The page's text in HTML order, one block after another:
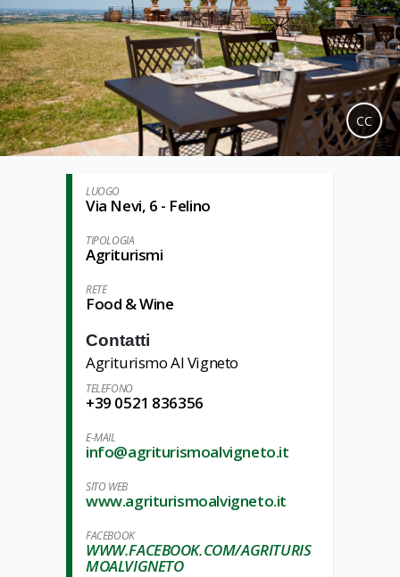
CC
LUOGO
Via Nevi, 6 - Felino
TIPOLOGIA
Agriturismi
RETE
Food & Wine
Contatti
Agriturismo Al Vigneto
TELEFONO
+39 0521 836356
E-MAIL
info@agriturismoalvigneto.it
SITO WEB
www.agriturismoalvigneto.it
FACEBOOK
WWW.FACEBOOK.COM/AGRITURIS
MOALVIGNETO